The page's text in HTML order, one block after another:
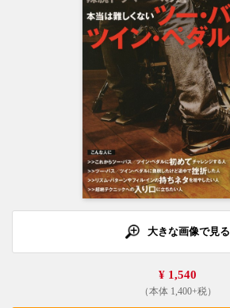
大きな画像で見る
¥ 1,540
（本体 1,400+税）